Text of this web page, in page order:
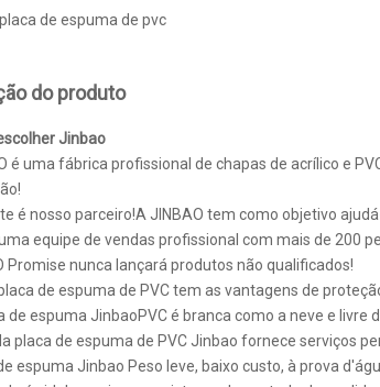
placa de espuma de pvc
do produto
Jinbao
é uma fábrica profissional de chapas de acrílico e
é nosso parceiro!A JINBAO tem como objetivo
equipe de vendas profissional com mais de 200
Promise nunca lançará produtos não qualificados!
de espuma de PVC tem as vantagens de
de espuma JinbaoPVC é branca como a neve e livre
placa de espuma de PVC Jinbao fornece serviços
espuma Jinbao Peso leve, baixo custo, à prova